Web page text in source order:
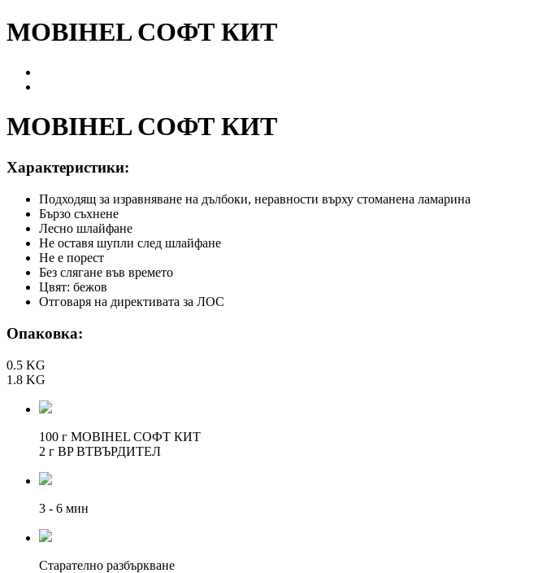
MOBIHEL СОФТ КИТ
MOBIHEL СОФТ КИТ
Характеристики:
Подходящ за изравняване на дълбоки, неравности върху стоманена ламарина
Бързо съхнене
Лесно шлайфане
Не оставя шупли след шлайфане
Не е порест
Без слягане във времето
Цвят: бежов
Отговаря на директивата за ЛОС
Опаковка:
0.5 KG
1.8 KG
100 г MOBIHEL СОФТ КИТ
2 г BP ВТВЪРДИТЕЛ
3 - 6 мин
Старателно разбъркване